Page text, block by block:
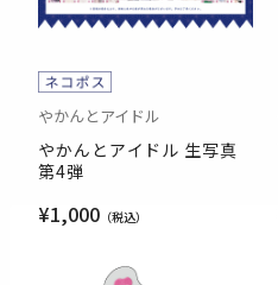
やかんとアイドル
やかんとアイドル 生写真
第4弾
¥1,000